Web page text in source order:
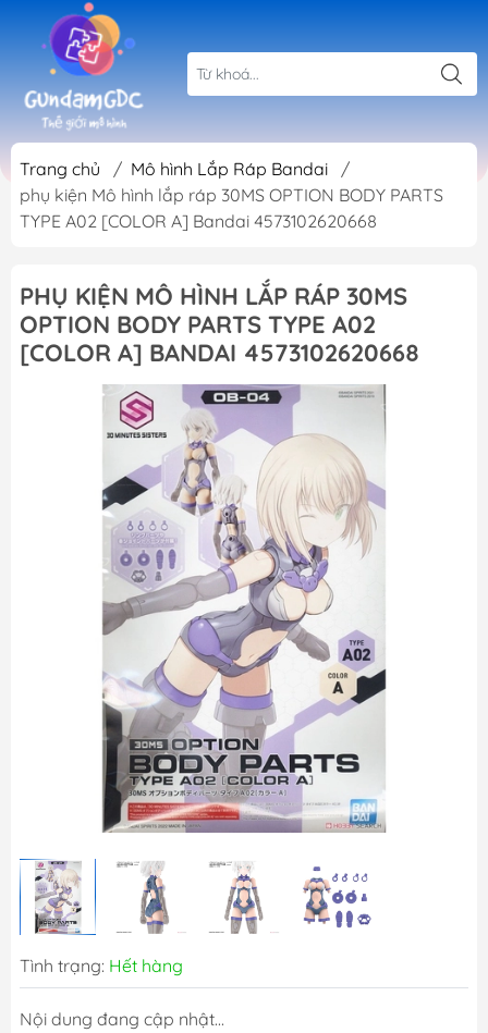
Trang chủ / Mô hình Lắp Ráp Bandai
/
phụ kiện Mô hình lắp ráp 30MS OPTION BODY PARTS
TYPE A02 [COLOR A] Bandai 4573102620668
PHỤ KIỆN MÔ HÌNH LẮP RÁP 30MS
OPTION BODY PARTS TYPE A02
[COLOR A] BANDAI 4573102620668
Tình trạng: Hết hàng
Nội dung đang cập nhật...